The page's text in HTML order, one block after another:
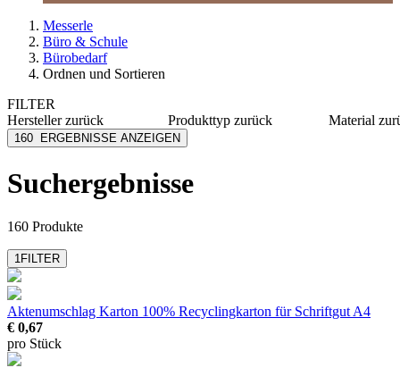
Messerle
Büro & Schule
Bürobedarf
Ordnen und Sortieren
FILTER
Herstellerzurück
Bene
Durable
Elba
mehr anzeigen
Produkttyp zurück
Material
160 ERGEBNISSE ANZEIGEN
Suchergebnisse
160 Produkte
1FILTER
Aktenumschlag Karton 100% Recyclingkarton für Schriftgut A4
€ 0,67
pro Stück